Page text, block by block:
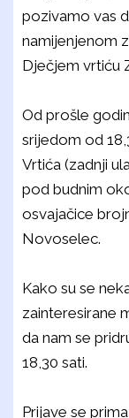
pozivamo vas
namijenjenom
Dječjem vrtiću
Od prošle
srijedom od
Vrtića (zadnji
pod budnim
osvajačice
Novoselec.
Kako su se
zainteresirane
da nam se
18,30 sati.
Prijave se